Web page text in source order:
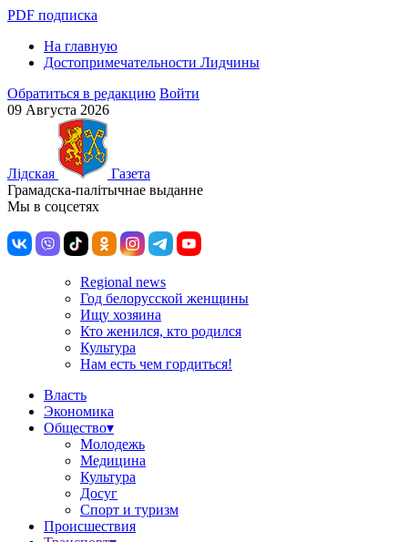
PDF подписка
На главную
Достопримечательности Лидчины
Обратиться в редакцию Войти
09 Августа 2026
Лiдская
Газета
Грамадска-палiтычнае выданне
Мы в соцсетях
Regional news
Год белорусской женщины
Ищу хозяина
Кто женился, кто родился
Культура
Нам есть чем гордиться!
Власть
Экономика
Общество▾
Молодежь
Медицина
Культура
Досуг
Спорт и туризм
Происшествия